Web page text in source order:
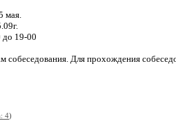
мая.
до 19-00
собеседования. Для прохождения
4)